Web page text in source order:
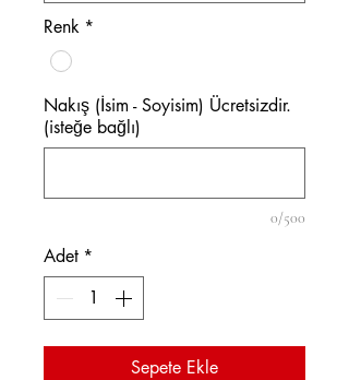
Renk *
Nakış (İsim - Soyisim) Ücretsizdir.
(isteğe bağlı)
0/500
Adet *
Sepete Ekle